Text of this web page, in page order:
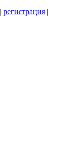
регистрация